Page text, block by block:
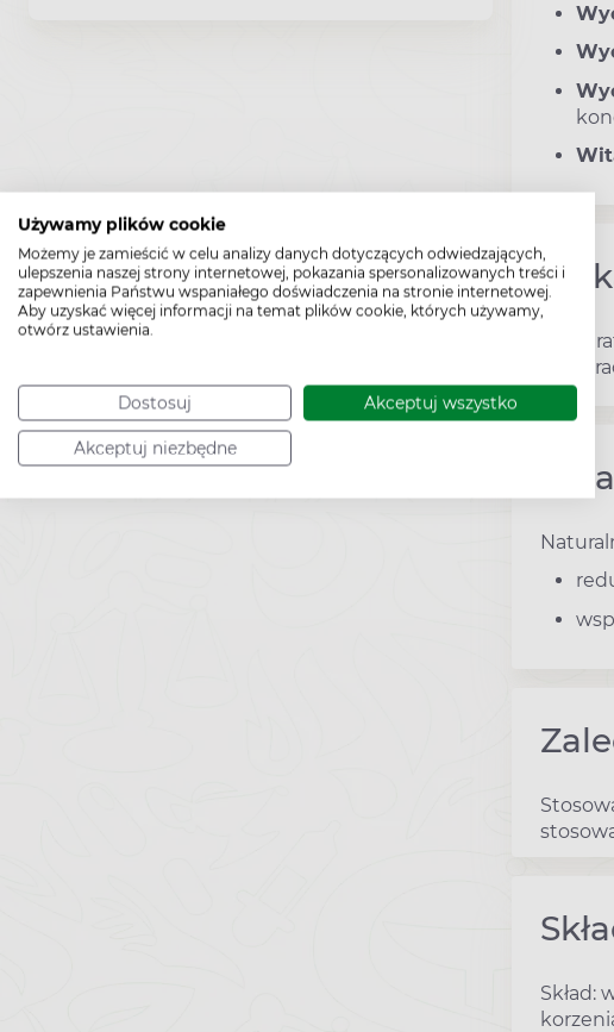
Używamy plików cookie
Możemy je zamieścić w celu analizy danych dotyczących odwiedzających,
ulepszenia naszej strony internetowej, pokazania spersonalizowanych treści i
zapewnienia Państwu wspaniałego doświadczenia na stronie internetowej.
Aby uzyskać więcej informacji na temat plików cookie, których używamy,
otwórz ustawienia.
Dostosuj Akceptuj wszystko
Akceptuj niezbędne
Skład: